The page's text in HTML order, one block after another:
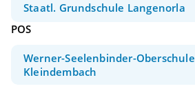
Staatl. Grundschule Langenorla
POS
Werner-Seelenbinder-Oberschule
Kleindembach